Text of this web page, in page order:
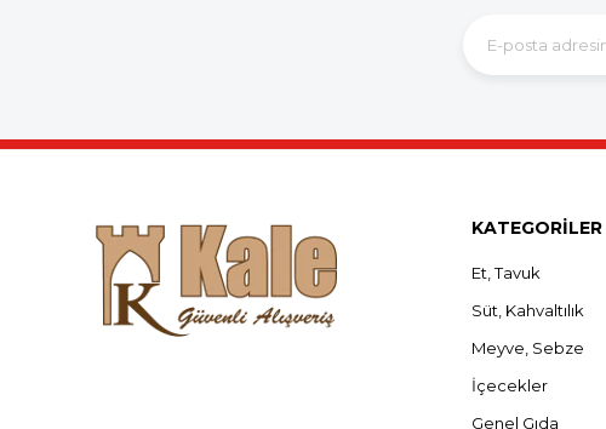
KATEGORİLER
Et, Tavuk
Süt, Kahvaltılık
Meyve, Sebze
İçecekler
Genel Gıda